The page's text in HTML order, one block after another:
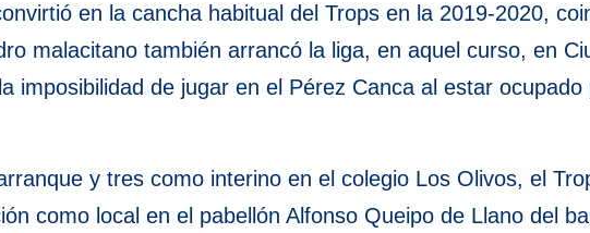
en la cancha habitual del Trops en la 2019-2020,
malacitano también arrancó la liga, en aquel curso, en
imposibilidad de jugar en el Pérez Canca al estar ocupado
y tres como interino en el colegio Los Olivos, el
como local en el pabellón Alfonso Queipo de Llano del